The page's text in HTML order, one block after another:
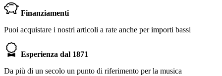
Finanziamenti
Puoi acquistare i nostri articoli a rate anche per importi bassi
Esperienza dal 1871
Da più di un secolo un punto di riferimento per la musica